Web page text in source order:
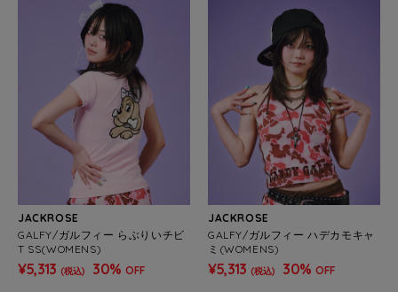
JACKROSE
GALFY/ガルフィー らぶりいチビ
T SS(WOMENS)
¥5,313 (税込) 30% OFF
JACKROSE
GALFY/ガルフィー ハデカモキャ
ミ(WOMENS)
¥5,313 (税込) 30% OFF